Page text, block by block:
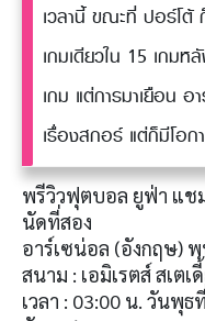
เวลานี้ ขณะที่ ปอร์โต้
เกมเดียวใน 15 เกมห
เกม แต่การมาเยือน อ
เรื่องสกอร์ แต่ก็มีโอก
พรีวิวฟุตบอล ยูฟ่า แช
นัดที่สอง
อาร์เซน่อล (อังกฤษ)
สนาม : เอมิเรตส์ สเตเ
เวลา : 03:00 น. วันพุ